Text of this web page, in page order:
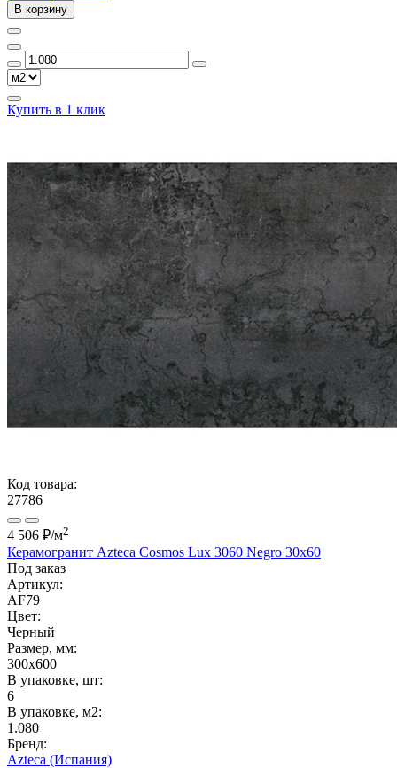
В корзину
Купить в 1 клик
Код товара:
27786
4 506 ₽/м2
Керамогранит Azteca Cosmos Lux 3060 Negro 30х60
Под заказ
Артикул:
AF79
Цвет:
Черный
Размер, мм:
300x600
В упаковке, шт:
6
В упаковке, м2:
1.080
Бренд:
Azteca (Испания)